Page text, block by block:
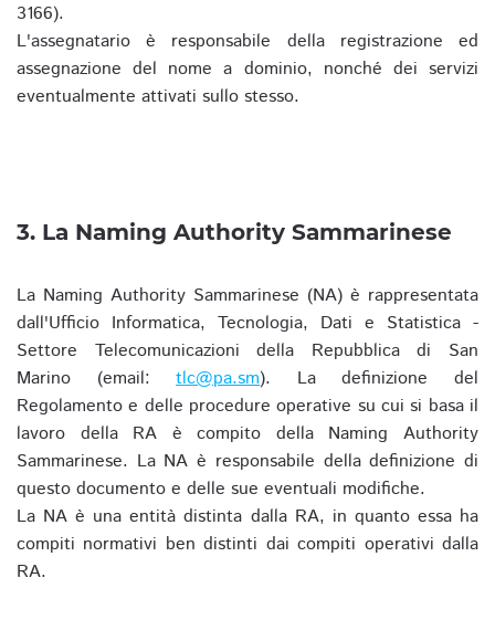
3166).
L'assegnatario è responsabile della registrazione ed
assegnazione del nome a dominio, nonché dei servizi
eventualmente attivati sullo stesso.
3. La Naming Authority Sammarinese
La Naming Authority Sammarinese (NA) è rappresentata
dall'Ufficio Informatica, Tecnologia, Dati e Statistica -
Settore Telecomunicazioni della Repubblica di San
Marino (email:tlc@pa.sm). La definizione del
Regolamento e delle procedure operative su cui si basa il
lavoro della RA è compito della Naming Authority
Sammarinese. La NA è responsabile della definizione di
questo documento e delle sue eventuali modifiche.
La NA è una entità distinta dalla RA, in quanto essa ha
compiti normativi ben distinti dai compiti operativi dalla
RA.